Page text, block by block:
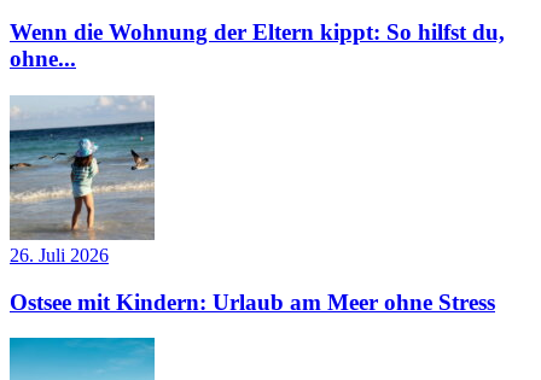
Wenn die Wohnung der Eltern kippt: So hilfst du,
ohne...
26. Juli 2026
Ostsee mit Kindern: Urlaub am Meer ohne Stress